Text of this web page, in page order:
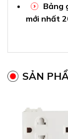
Bảng
mới nhất
SẢN